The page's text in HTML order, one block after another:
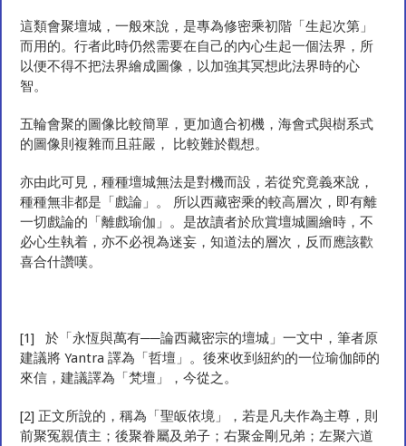
這類會聚壇城，一般來說，是專為修密乘初階「生起次第」
而用的。行者此時仍然需要在自己的內心生起一個法界，所
以便不得不把法界繪成圖像，以加強其冥想此法界時的心
智。
五輪會聚的圖像比較簡單，更加適合初機，海會式與樹系式
的圖像則複雜而且莊嚴， 比較難於觀想。
亦由此可見，種種壇城無法是對機而設，若從究竟義來說，
種種無非都是「戲論」。 所以西藏密乘的較高層次，即有離
一切戲論的「離戲瑜伽」。是故讀者於欣賞壇城圖繪時，不
必心生執着，亦不必視為迷妄，知道法的層次，反而應該歡
喜合什讚嘆。
[1] 於「永恆與萬有──論西藏密宗的壇城」一文中，筆者原
建議將 Yantra 譯為「哲壇」。後來收到紐約的一位瑜伽師的
來信，建議譯為「梵壇」，今從之。
[2] 正文所說的，稱為「聖皈依境」，若是凡夫作為主尊，則
前聚冤親債主；後聚眷屬及弟子；右聚金剛兄弟；左聚六道